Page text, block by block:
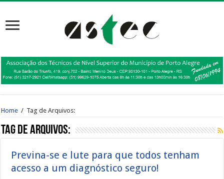
Home / Tag de Arquivos:
Tag de Arquivos:
Previna-se e lute para que todos tenham
acesso a um diagnóstico seguro!